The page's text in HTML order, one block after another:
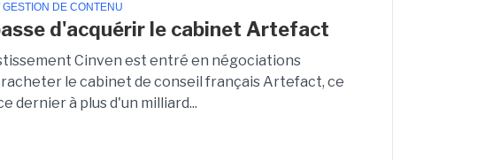
GESTION DE CONTENU
d'acquérir le cabinet Artefact
Cinven est entré en négociations
le cabinet de conseil français Artefact, ce
dernier à plus d'un milliard...